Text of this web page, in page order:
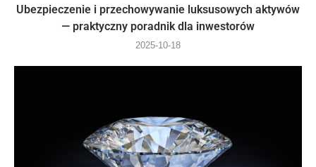
Ubezpieczenie i przechowywanie luksusowych aktywów
— praktyczny poradnik dla inwestorów
2025-10-18